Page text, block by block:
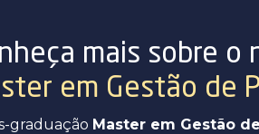
mais sobre o
em Gestão de
graduação Master em Gestão